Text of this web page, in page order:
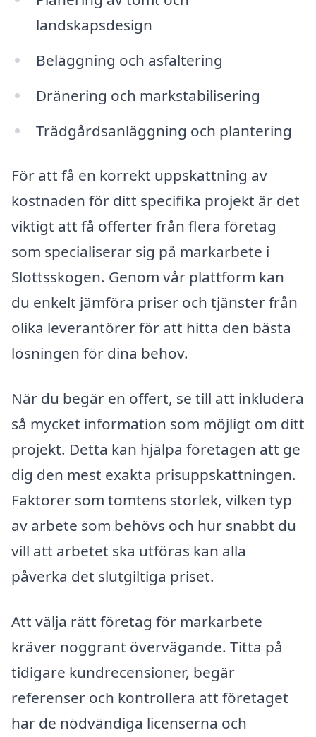
landskapsdesign
Beläggning och asfaltering
Dränering och markstabilisering
Trädgårdsanläggning och plantering
För att få en korrekt uppskattning av
kostnaden för ditt specifika projekt är det
viktigt att få offerter från flera företag
som specialiserar sig på markarbete i
Slottsskogen. Genom vår plattform kan
du enkelt jämföra priser och tjänster från
olika leverantörer för att hitta den bästa
lösningen för dina behov.
När du begär en offert, se till att inkludera
så mycket information som möjligt om ditt
projekt. Detta kan hjälpa företagen att ge
dig den mest exakta prisuppskattningen.
Faktorer som tomtens storlek, vilken typ
av arbete som behövs och hur snabbt du
vill att arbetet ska utföras kan alla
påverka det slutgiltiga priset.
Att välja rätt företag för markarbete
kräver noggrant övervägande. Titta på
tidigare kundrecensioner, begär
referenser och kontrollera att företaget
har de nödvändiga licenserna och